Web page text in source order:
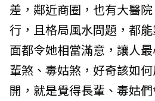
差，鄰近商圈，也有大醫
行，且格局風水問題，都
面都令她相當滿意，讓人
輩煞、毒姑煞，好奇該如
開，就是覺得長輩、毒姑